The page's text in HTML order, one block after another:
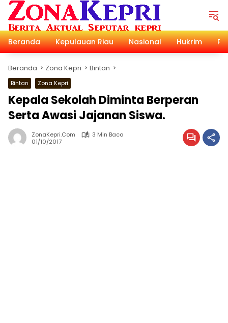
Langsung
konten
Beranda
Kepulauan Riau Nasional Hukrim
Beranda Zona Kepri Bintan
Bintan Zona Kepri
Kepala Sekolah Diminta Berperan
Serta Awasi Jajanan Siswa.
ZonaKepri.com
3 Min Baca
01/10/2017